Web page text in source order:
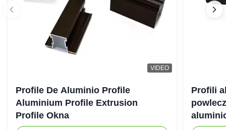
VIDEO
Profile De Aluminio Profile
Aluminium Profile Extrusion
Profile Okna
Profili